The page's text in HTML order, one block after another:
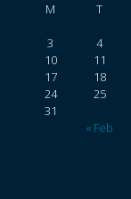
M
T
« Feb
3
4
10
11
17
18
24
25
31